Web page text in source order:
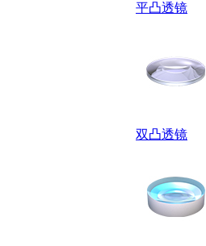
平凸透镜
双凸透镜